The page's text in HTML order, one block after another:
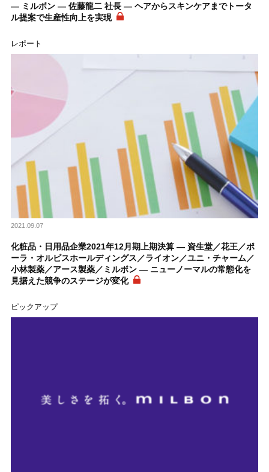
― ミルボン ― 佐藤龍二 社長 ― ヘアからスキンケアまでトータ
ル提案で生産性向上を実現
レポート
2021.09.07
化粧品・日用品企業2021年12月期上期決算 ― 資生堂／花王／ポ
ーラ・オルビスホールディングス／ライオン／ユニ・チャーム／
小林製薬／アース製薬／ミルボン ― ニューノーマルの常態化を
見据えた競争のステージが変化
ピックアップ